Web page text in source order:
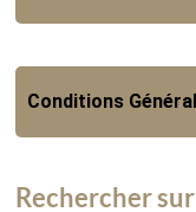
Conditions
Rechercher